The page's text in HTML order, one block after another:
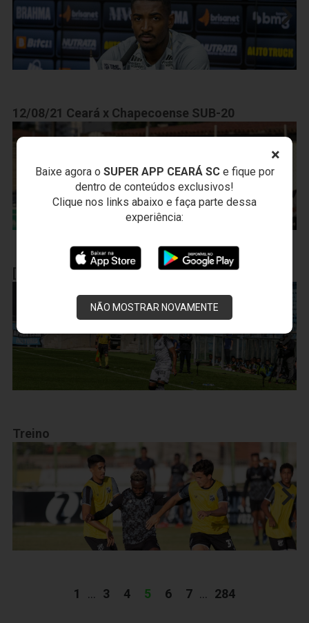
×
Baixe agora o SUPER APP CEARÁ SCe fique por
dentro de conteúdos exclusivos!
Clique nos links abaixo e faça parte dessa
experiência:
NÃO MOSTRAR NOVAMENTE
12/08/21 Ceará x Chapecoense SUB-20
[12.09.21] Grêmio x Ceará
Treino
1 ... 3 4 5 6 7 ... 284